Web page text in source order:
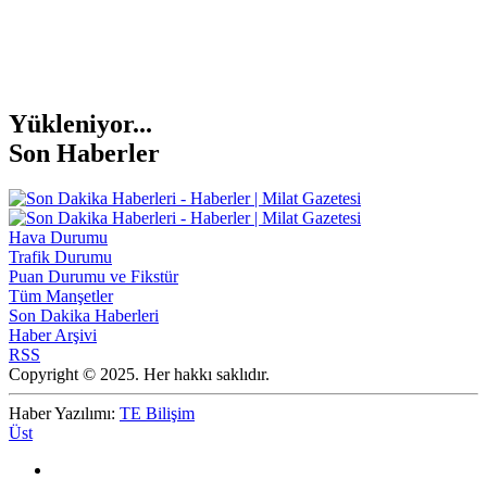
Yükleniyor...
Son Haberler
Hava Durumu
Trafik Durumu
Puan Durumu ve Fikstür
Tüm Manşetler
Son Dakika Haberleri
Haber Arşivi
RSS
Copyright © 2025. Her hakkı saklıdır.
Haber Yazılımı: TE Bilişim
Üst